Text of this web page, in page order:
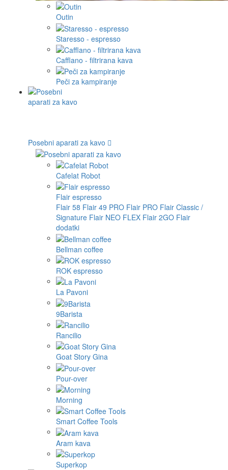
Outin
Staresso - espresso
Cafflano - filtrirana kava
Peči za kampiranje
Posebni aparati za kavo
Cafelat Robot
Flair espresso
Flair 58 Flair 49 PRO Flair PRO Flair Classic /
Signature Flair NEO FLEX Flair 2GO Flair
dodatki
Bellman coffee
ROK espresso
La Pavoni
9Barista
Rancilio
Goat Story Gina
Pour-over
Morning
Smart Coffee Tools
Aram kava
Superkop